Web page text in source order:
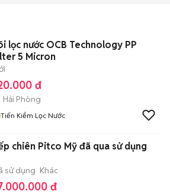
lọc nước OCB Technology PP
5 Micron
đ
Hải Phòng
Tiến Kiểm Lọc Nước
chiên Pitco Mỹ đã qua sử dụng
sử dụng Khác
đ